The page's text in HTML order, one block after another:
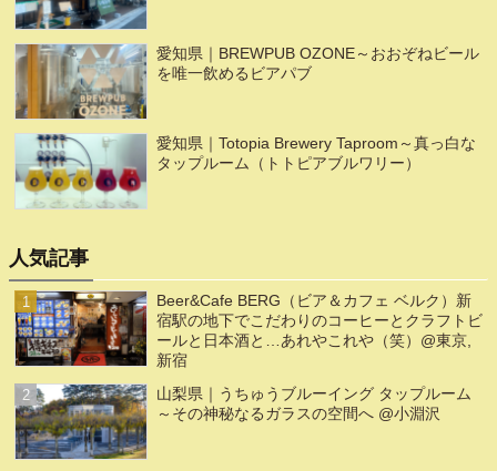
愛知県｜BREWPUB OZONE～おおぞねビール
を唯一飲めるビアパブ
愛知県｜Totopia Brewery Taproom～真っ白な
タップルーム（トトピアブルワリー）
人気記事
Beer&Cafe BERG（ビア＆カフェ ベルク）新
宿駅の地下でこだわりのコーヒーとクラフトビ
ールと日本酒と…あれやこれや（笑）@東京,
新宿
山梨県｜うちゅうブルーイング タップルーム
～その神秘なるガラスの空間へ @小淵沢